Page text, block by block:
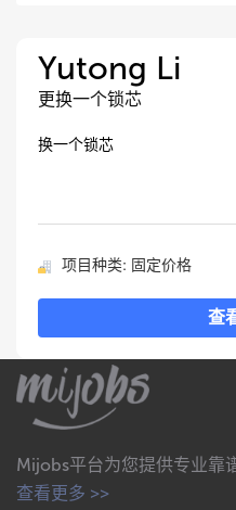
Yutong Li
更换一个锁芯
换一个锁芯
项目种类: 固定价格
查
Mijobs平台为您提供专业靠
查看更多 >>